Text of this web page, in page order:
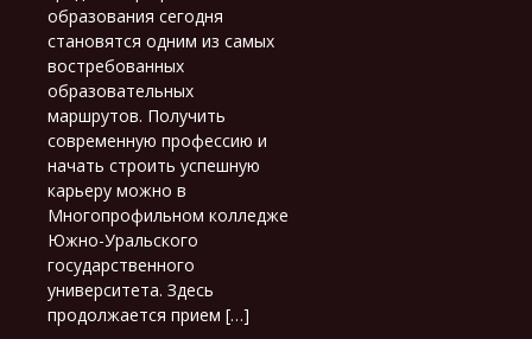
образования сегодня
становятся одним из самых
востребованных
образовательных
маршрутов. Получить
современную профессию и
начать строить успешную
карьеру можно в
Многопрофильном колледже
Южно-Уральского
государственного
университета. Здесь
продолжается прием […]